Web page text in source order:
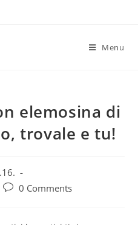
Menu
elemosina di
trovale e tu!
Post0 Comments